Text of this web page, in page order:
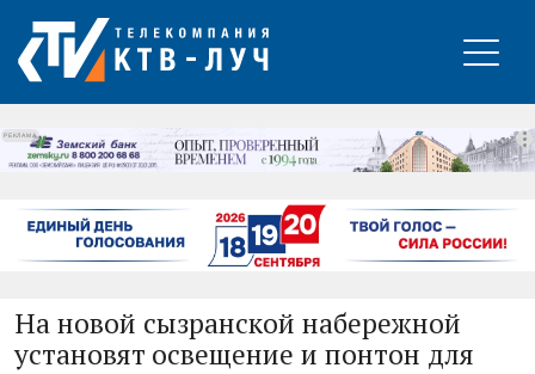
РЕКЛАМА
На новой сызранской набережной
установят освещение и понтон для